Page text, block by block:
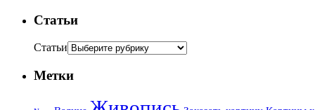
Статьи
Статьи
Метки